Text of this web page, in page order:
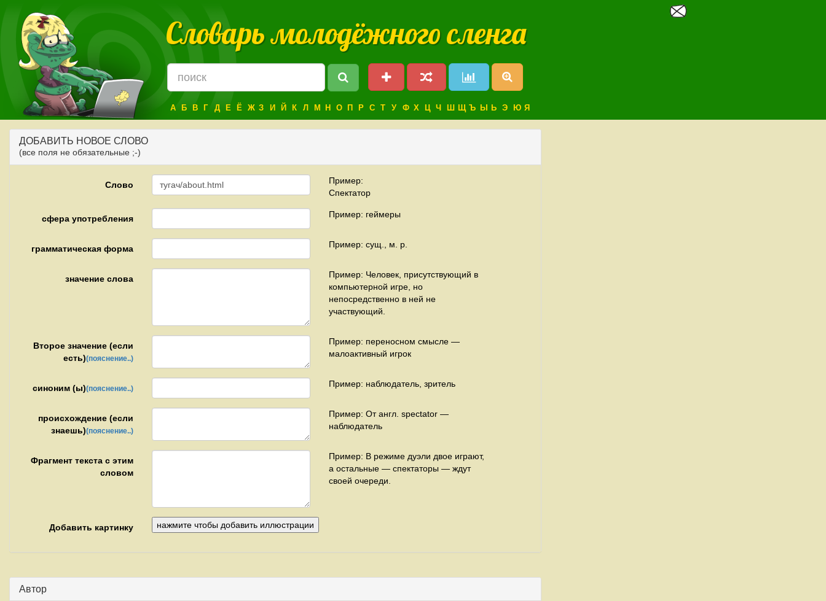
Словарь молодёжного сленга
А Б В Г Д Е Ё Ж З И Й К Л М Н О П Р С Т У Ф Х Ц Ч Ш Щ Ъ Ы Ь Э Ю Я
ДОБАВИТЬ НОВОЕ СЛОВО
(все поля не обязательные ;-)
Слово
Пример:
Спектатор
сфера употребления Пример: геймеры
грамматическая форма Пример: сущ., м. р.
значение слова
Пример: Человек, присутствующий в
компьютерной игре, но
непосредственно в ней не
участвующий.
Второе значение (если
есть)(пояснение..)
Пример: переносном смысле —
малоактивный игрок
синоним (ы)(пояснение..) Пример: наблюдатель, зритель
происхождение (если
знаешь)(пояснение..)
Пример: От англ. spectator —
наблюдатель
Фрагмент текста с этим
словом
Пример: В режиме дуэли двое играют,
а остальные — спектаторы — ждут
своей очереди.
Добавить картинку
Автор